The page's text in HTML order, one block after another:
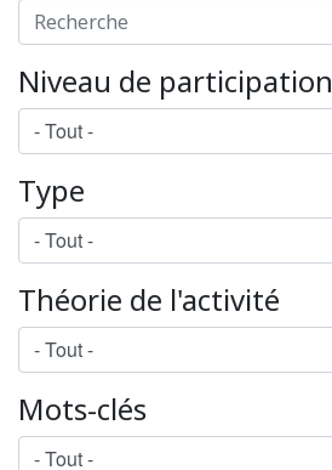
Niveau de participation
Type
Théorie de l'activité
Mots-clés